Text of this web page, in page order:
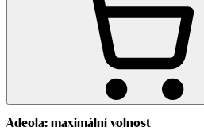
Adeola: maximální volnost